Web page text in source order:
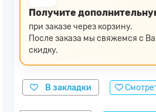
Получите
при заказе через корзину.
После заказа мы свяжемся с
скидку.
В закладки